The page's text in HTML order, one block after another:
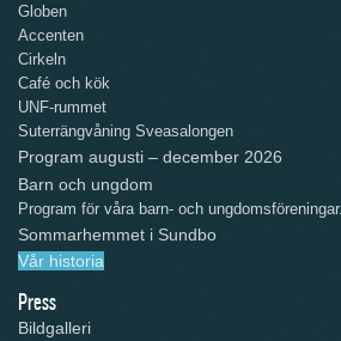
Globen
Accenten
Cirkeln
Café och kök
UNF-rummet
Suterrängvåning Sveasalongen
Program augusti – december 2026
Barn och ungdom
Program för våra barn- och ungdomsföreningar.
Sommarhemmet i Sundbo
Vår historia
Press
Bildgalleri